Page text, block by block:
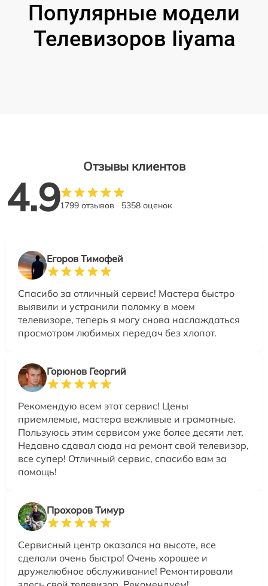
Популярные модели
Телевизоров Iiyama
Отзывы клиентов
4.91799 отзывов 5358 оценок
Егоров Тимофей
Спасибо за отличный сервис! Мастера быстро
выявили и устранили поломку в моем
телевизоре, теперь я могу снова наслаждаться
просмотром любимых передач без хлопот.
Горюнов Георгий
Рекомендую всем этот сервис! Цены
приемлемые, мастера вежливые и грамотные.
Пользуюсь этим сервисом уже более десяти лет.
Недавно сдавал сюда на ремонт свой телевизор,
все супер! Отличный сервис, спасибо вам за
помощь!
Прохоров Тимур
Сервисный центр оказался на высоте, все
сделали очень быстро! Очень хорошее и
дружелюбное обслуживание! Ремонтировали